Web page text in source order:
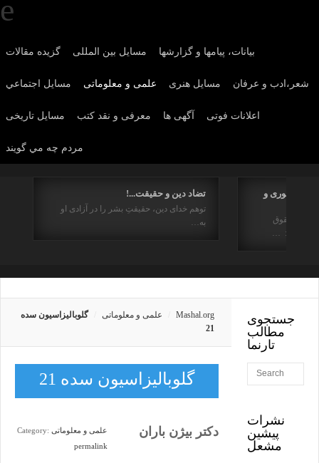
گزیده مقالات مسایل بین المللی بیانات، پیامها و گزارشها
مسايل اجتماعي علمی و معلوماتی مسايل هنری شعر،ادب و عرفان
مسایل تاریخی معرفی و نقد کتب آگهی ها اعلانات فوتی
مردم چه مي گويند
تضاد دین و حقیقت...!
توهم خدای دین، حقیقتِ بشر را در آزادی او
به…
جمهوری و
منظر حقوق
راستای : …
Mashal.org علمی و معلوماتی
گلوبالیزاسیون سده
21
گلوبالیزاسیون سده 21
Category: علمی و معلوماتی
permalink
دکتر بیژن باران
جستجوی
مطالب
تارنما
نشرات
پیشین
مشعل